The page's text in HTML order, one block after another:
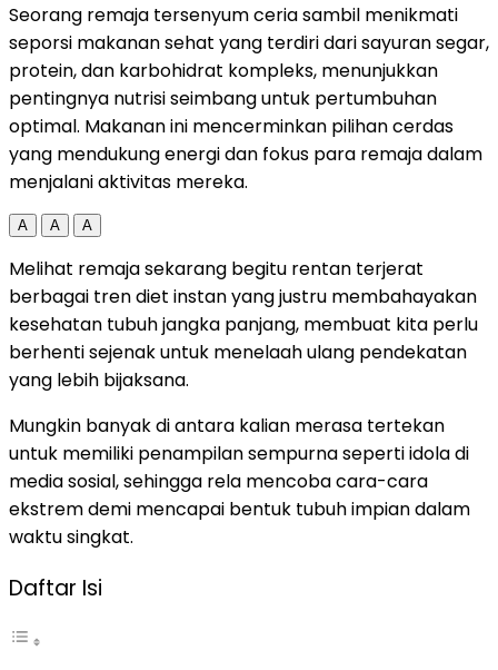
Seorang remaja tersenyum ceria sambil menikmati
seporsi makanan sehat yang terdiri dari sayuran segar,
protein, dan karbohidrat kompleks, menunjukkan
pentingnya nutrisi seimbang untuk pertumbuhan
optimal. Makanan ini mencerminkan pilihan cerdas
yang mendukung energi dan fokus para remaja dalam
menjalani aktivitas mereka.
A A A
Melihat remaja sekarang begitu rentan terjerat
berbagai tren diet instan yang justru membahayakan
kesehatan tubuh jangka panjang, membuat kita perlu
berhenti sejenak untuk menelaah ulang pendekatan
yang lebih bijaksana.
Mungkin banyak di antara kalian merasa tertekan
untuk memiliki penampilan sempurna seperti idola di
media sosial, sehingga rela mencoba cara-cara
ekstrem demi mencapai bentuk tubuh impian dalam
waktu singkat.
Daftar Isi